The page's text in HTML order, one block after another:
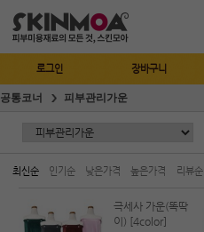
로그인 장바구니
공통코너 피부관리가운
최신순 인기순 낮은가격 높은가격 리뷰순
극세사 가운(똑딱
이) [4color]